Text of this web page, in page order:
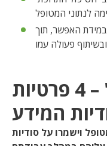
האפשר, תוך
עיקרון מס' – 4 פרטיות
המידע
וישמרו על סודיות